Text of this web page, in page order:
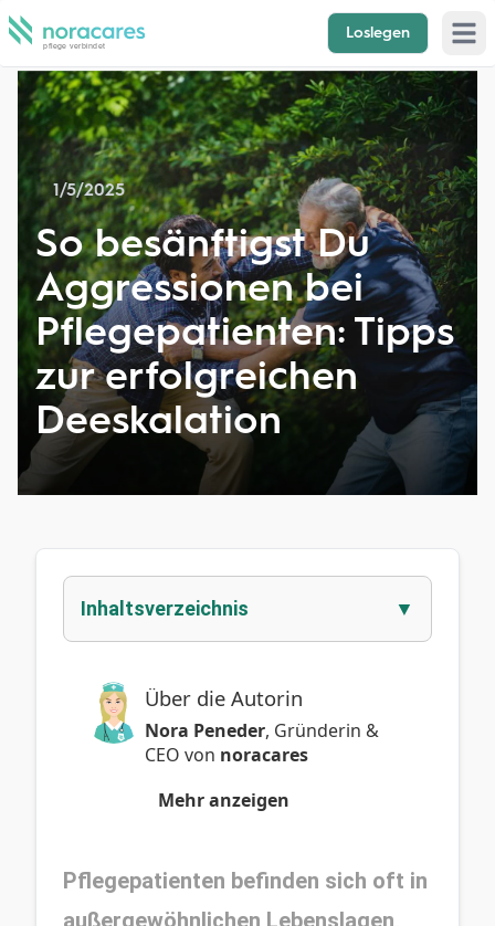
Loslegen Open
1/5/2025
So besänftigst Du
Aggressionen bei
Pflegepatienten: Tipps
zur erfolgreichen
Deeskalation
Inhaltsverzeichnis
Über die Autorin
Nora Peneder, Gründerin &
CEO von noracares
Mehr anzeigen
Pflegepatienten befinden sich oft in
außergewöhnlichen Lebenslagen,